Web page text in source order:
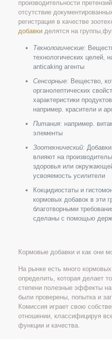
производительности
отсутствие
регистрация в качестве
добавкиделятся на
Технологические:
технологических целей,
anticaking агенты
Сенсорные: Вещество,
органолептических
характеристики
например. красители и
Питания: например.
элементы
Зоотехнический:
влияют на
здоровья или
усвояемость усилители
Кокцидиостаты и
кормовых добавок в эти
благотворными
сделаны с помощью
Кормовые добавки и как они
На рынке есть много
определить, которая делает
степени полезные эффекты
были проверены, попытка и
Комиссия играет свою
отношении, классифицируя
функции и качества.